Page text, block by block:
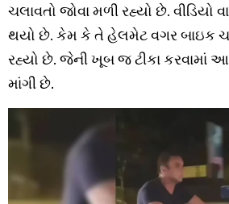
ચલાવતો જોવા મળી રહ્યો છે. વીડિયો
થયો છે. કેમ કે તે હેલમેટ વગર બાઇક
રહ્યો છે. જેની ખૂબ જ ટીકા કરવામાં
માંગી છે.